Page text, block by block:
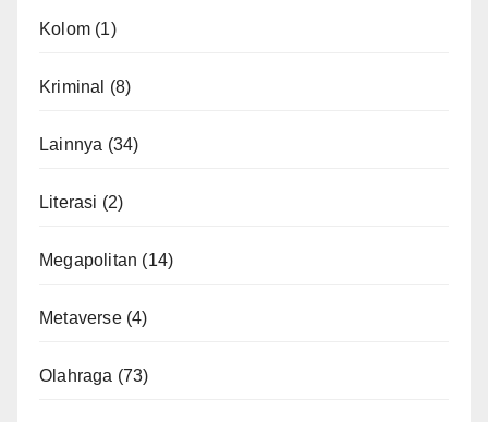
Kolom (1)
Kriminal (8)
Lainnya (34)
Literasi (2)
Megapolitan (14)
Metaverse(4)
Olahraga (73)